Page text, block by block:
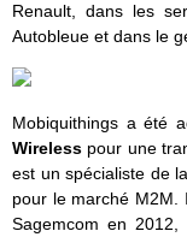
Renault, dans les
Autobleue et dans le
Mobiquithings a été
Wireless pour une
est un spécialiste de
pour le marché M2M.
Sagemcom en